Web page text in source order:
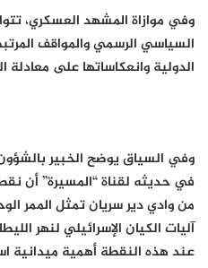
وفي موازاة المشهد العسكري،
السياسي الرسمي والمواقف
الدولية وانعكاساتها على معادلة
وفي السياق يوضح الخبير
في حديثه لقناة “المسيرة” أن
من وادي دير سريان تمثل الممر
آليات الكيان الإسرائيلي لنهر
عند هذه النقطة أهمية ميدانية